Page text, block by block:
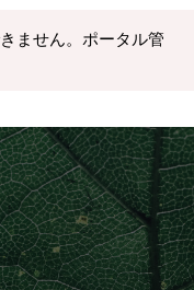
ません。ポータル管